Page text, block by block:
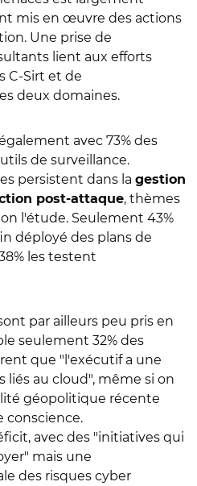
mis en œuvre des actions
Une prise de
lient aux efforts
C-Sirt et de
deux domaines.
avec 73% des
de surveillance.
persistent dans la gestion
post-attaque, thèmes
l'étude. Seulement 43%
déployé des plans de
les testent
par ailleurs peu pris en
seulement 32% des
que "l'exécutif a une
liés au cloud", même si on
géopolitique récente
conscience.
avec des "initiatives qui
mais une
des risques cyber